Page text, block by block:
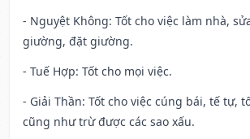
- Nguyệt Không: Tốt cho việc làm nhà,
giường, đặt giường.
- Tuế Hợp: Tốt cho mọi việc.
- Giải Thần: Tốt cho việc cúng bái, tế tự,
cũng như trừ được các sao xấu.